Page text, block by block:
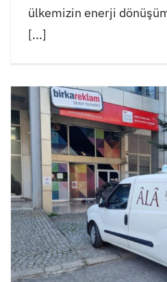
ülkemizin enerji
[...]